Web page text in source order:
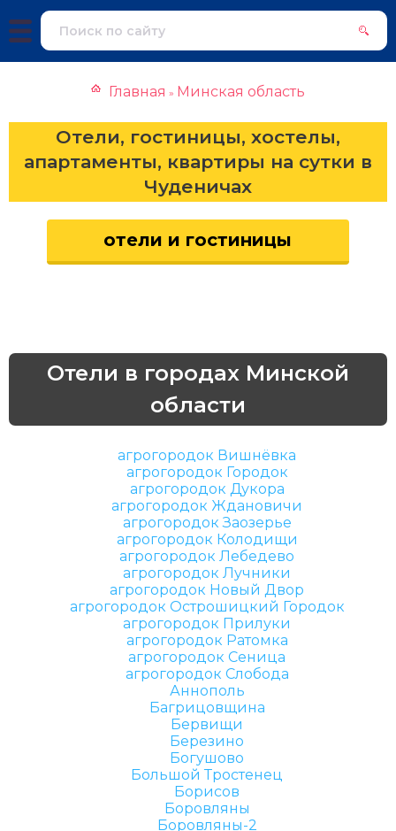
Главная » Минская область
Отели, гостиницы, хостелы,
апартаменты, квартиры на сутки в
Чуденичах
отели и гостиницы
Отели в городах Минской
области
агрогородок Вишнёвка
агрогородок Городок
агрогородок Дукора
агрогородок Ждановичи
агрогородок Заозерье
агрогородок Колодищи
агрогородок Лебедево
агрогородок Лучники
агрогородок Новый Двор
агрогородок Острошицкий Городок
агрогородок Прилуки
агрогородок Ратомка
агрогородок Сеница
агрогородок Слобода
Аннополь
Багрицовщина
Бервищи
Березино
Богушово
Большой Тростенец
Борисов
Боровляны
Боровляны-2